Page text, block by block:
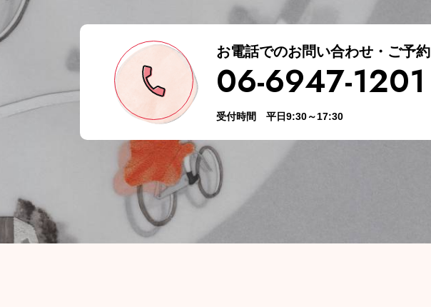
お電話でのお問い合わせ・ご予約
06-6947-1201
受付時間 平日9:30～17:30